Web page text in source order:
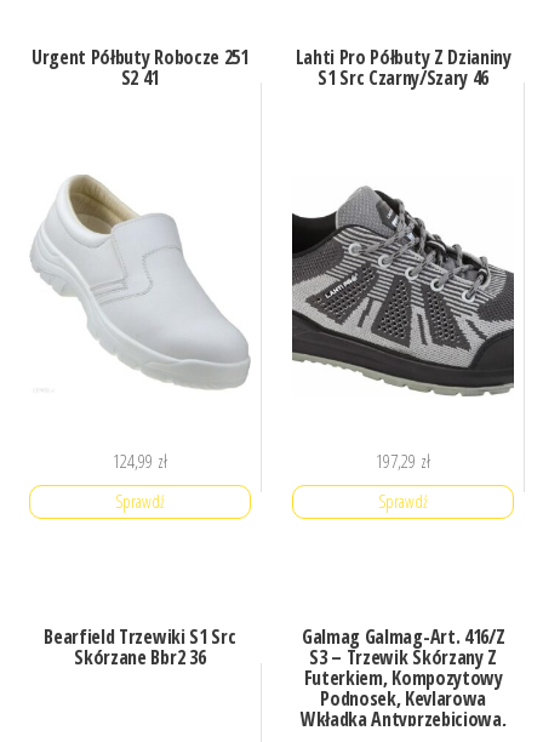
Urgent Półbuty Robocze 251
S2 41
124,99 zł
Sprawdź
Lahti Pro Półbuty Z Dzianiny
S1 Src Czarny/Szary 46
197,29 zł
Sprawdź
Bearfield Trzewiki S1 Src
Skórzane Bbr2 36
Galmag Galmag-Art. 416/Z
S3 – Trzewik Skórzany Z
Futerkiem, Kompozytowy
Podnosek, Kevlarowa
Wkładka Antyprzebiciowa,